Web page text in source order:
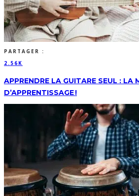
PARTAGER :
2.56K
APPRENDRE LA GUITARE SEUL : LA
D’APPRENTISSAGE !